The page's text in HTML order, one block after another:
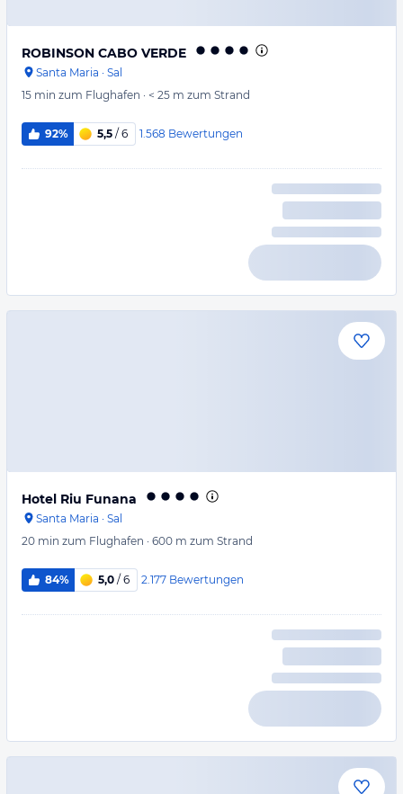
ROBINSON CABO VERDE
Santa Maria · Sal
15 min zum Flughafen · < 25 m zum Strand
92% 5,5 / 6 1.568 Bewertungen
Hotel Riu Funana
Santa Maria · Sal
20 min zum Flughafen · 600 m zum Strand
84% 5,0 / 6 2.177 Bewertungen